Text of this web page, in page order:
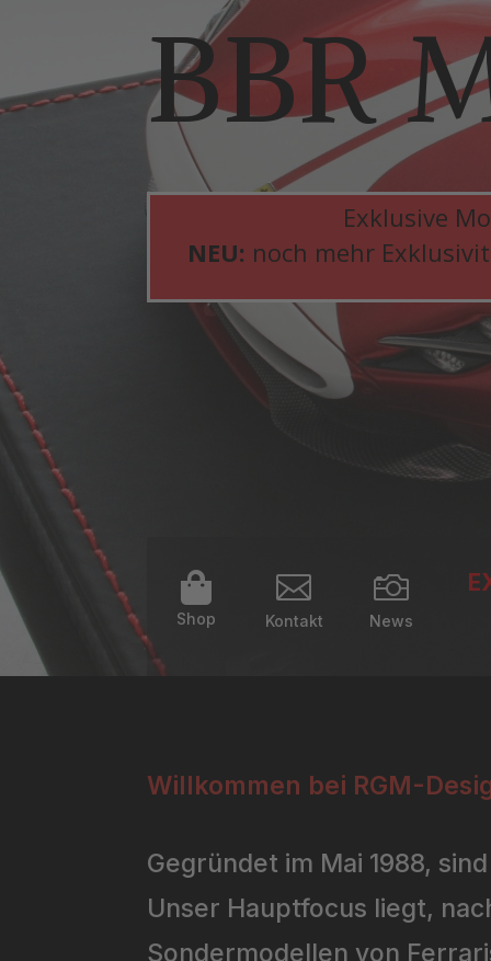
BBR
Exklusive
NEU: noch mehr

Shop

Kontakt

News
Willkommen bei RGM-
Gegründet im Mai 1988,
Unser Hauptfocus liegt,
Sondermodellen von